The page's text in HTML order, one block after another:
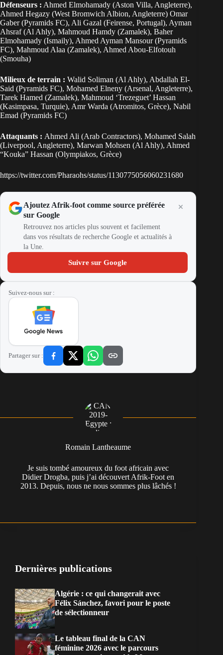
Défenseurs : Ahmed Elmohamady (Aston Villa, Angleterre),
Ahmed Hegazy (West Bromwich Albion, Angleterre) Omar
Gaber (Pyramids FC), Ali Gazal (Feirense, Portugal), Ayman
Ahsraf (Al Ahly), Mahmoud Hamdy (Zamalek), Baher
Elmohamady (Ismaily), Ahmed Ayman Mansour (Pyramids
FC), Mahmoud Alaa (Zamalek), Ahmed Abou-Elfotouh
(Smouha)
Milieux de terrain : Walid Soliman (Al Ahly), Abdallah El-
Said (Pyramids FC), Mohamed Elneny (Arsenal, Angleterre),
Tarek Hamed (Zamalek), Mahmoud ‘Trezeguet’ Hassan
(Kasimpasa, Turquie), Amr Warda (Atromitos, Grèce), Nabil
Emad (Pyramids FC)
Attaquants : Ahmed Ali (Arab Contractors), Mohamed Salah
(Liverpool, Angleterre), Marwan Mohsen (Al Ahly), Ahmed
“Kouka” Hassan (Olympiakos, Grèce)
https://twitter.com/Pharaohs/status/1130775056060231680
Ajoutez Afrik-foot comme source préférée
sur Google
Retrouvez nos articles plus souvent et facilement
dans vos résultats de recherche Google et actualités à
la Une.
Suivre sur Google
Suivez-nous sur :
Partager sur :
Romain Lantheaume
Je suis tombé amoureux du foot africain avec
Didier Drogba, puis j’ai découvert Afrik-Foot en
2013. Depuis, nous ne nous sommes plus lâchés !
Dernières publications
Algérie : ce qui changerait avec
Félix Sánchez, favori pour le poste
de sélectionneur
Le tableau final de la CAN
féminine 2026 avec le parcours